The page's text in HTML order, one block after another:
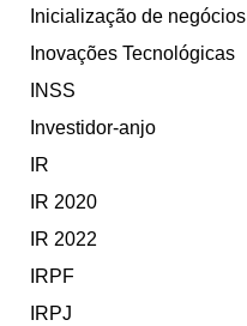
Inicialização de negócios
Inovações Tecnológicas
INSS
Investidor-anjo
IR
IR 2020
IR 2022
IRPF
IRPJ